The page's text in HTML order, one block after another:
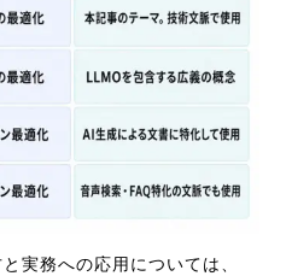
実務への応用については、